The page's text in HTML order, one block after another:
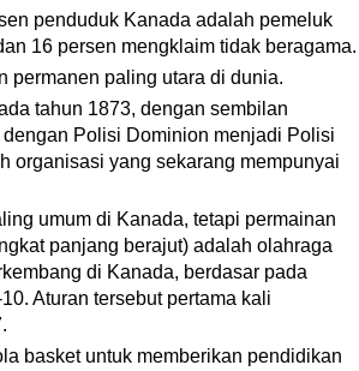
penduduk Kanada adalah pemeluk
16 persen mengklaim tidak beragama.
permanen paling utara di dunia.
tahun 1873, dengan sembilan
Polisi Dominion menjadi Polisi
organisasi yang sekarang mempunyai
umum di Kanada, tetapi permainan
panjang berajut) adalah olahraga
di Kanada, berdasar pada
Aturan tersebut pertama kali
basket untuk memberikan pendidikan